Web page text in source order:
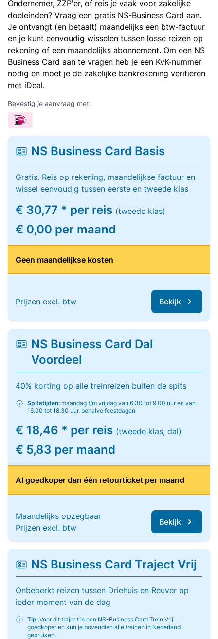
Ondernemer, ZZP'er, of reis je vaak voor zakelijke
doeleinden? Vraag een gratis NS-Business Card aan.
Je ontvangt (en betaalt) maandelijks een btw-factuur
en je kunt eenvoudig wisselen tussen losse reizen op
rekening of een maandelijks abonnement. Om een NS
Business Card aan te vragen heb je een KvK-nummer
nodig en moet je de zakelijke bankrekening verifiëren
met iDeal.
Bevestig je aanvraag met:
NS Business Card Basis
Gratis. Reis op rekening, maandelijkse factuur en
wissel eenvoudig tussen eerste en tweede klas
€ 30,77 * per reis (tweede klas)
€ 0,00 per maand
Geen maandelijkse kosten
Prijzen excl. btw Bekijk
NS Business Card Dal
Voordeel
40% korting op alle treinreizen buiten de spits
Spitstijden: maandag t/m vrijdag van 6.30 tot 9.00 uur en van
16.00 tot 18.30 uur, behalve feestdagen
€ 18,46 * per reis (tweede klas, dal)
€ 5,83 per maand
Al goedkoper dan één retourticket per maand
Maandelijks opzegbaar
Prijzen excl. btw
Bekijk
NS Business Card Traject Vrij
Onbeperkt reizen tussen Driehuis en Reuver op
ieder moment van de dag
Tip: Voor dit traject is een NS-Business Card Trein Vrij
goedkoper en kun je bovendien alle treinen in Nederland
gebruiken.